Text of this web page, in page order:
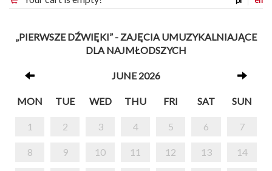
„PIERWSZE DŹWIĘKI” - ZAJĘCIA UMUZYKALNIAJĄCE
DLA NAJMŁODSZYCH
JUNE 2026
MON TUE WED THU FRI SAT SUN
1 2 3 4 5 6 7
8 9 10 11 12 13 14